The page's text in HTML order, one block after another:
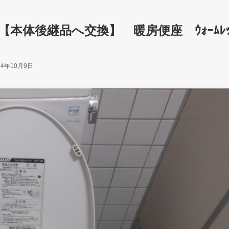
本体後継品へ交換】 暖房便座 ｳｫｰﾑﾚ
年10月9日